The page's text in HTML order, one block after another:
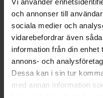
och annonser till
sociala medier och
vidarebefordrar även
information från din
annons- och
Dessa kan i sin tur
med annan information